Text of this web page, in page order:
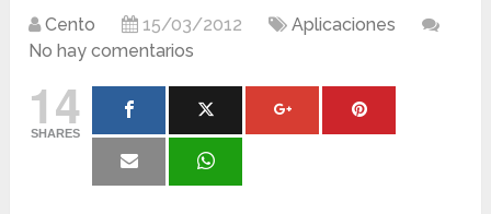
Cento 15/03/2012
Aplicaciones
No hay comentarios
14
SHARES